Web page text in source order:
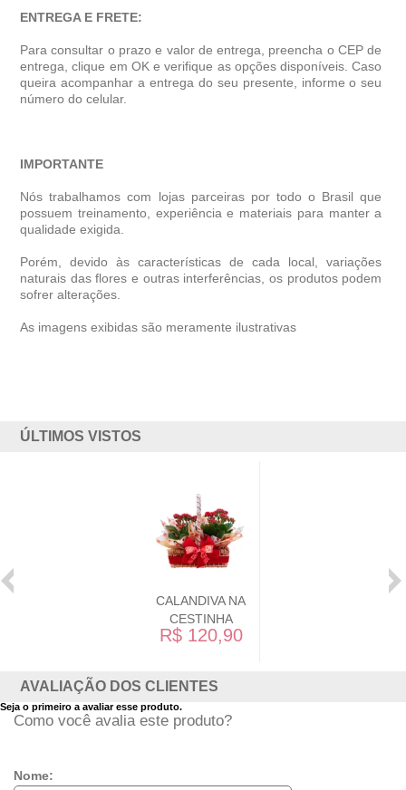
ENTREGA E FRETE:
Para consultar o prazo e valor de entrega, preencha o CEP de
entrega, clique em OK e verifique as opções disponíveis. Caso
queira acompanhar a entrega do seu presente, informe o seu
número do celular.
IMPORTANTE
Nós trabalhamos com lojas parceiras por todo o Brasil que
possuem treinamento, experiência e materiais para manter a
qualidade exigida.
Porém, devido às características de cada local, variações
naturais das flores e outras interferências, os produtos podem
sofrer alterações.
As imagens exibidas são meramente ilustrativas
ÚLTIMOS VISTOS
CALANDIVA NA
CESTINHA
R$ 120,90
AVALIAÇÃO DOS CLIENTES
Seja o primeiro a avaliar esse produto.
Como você avalia este produto?
Nome: